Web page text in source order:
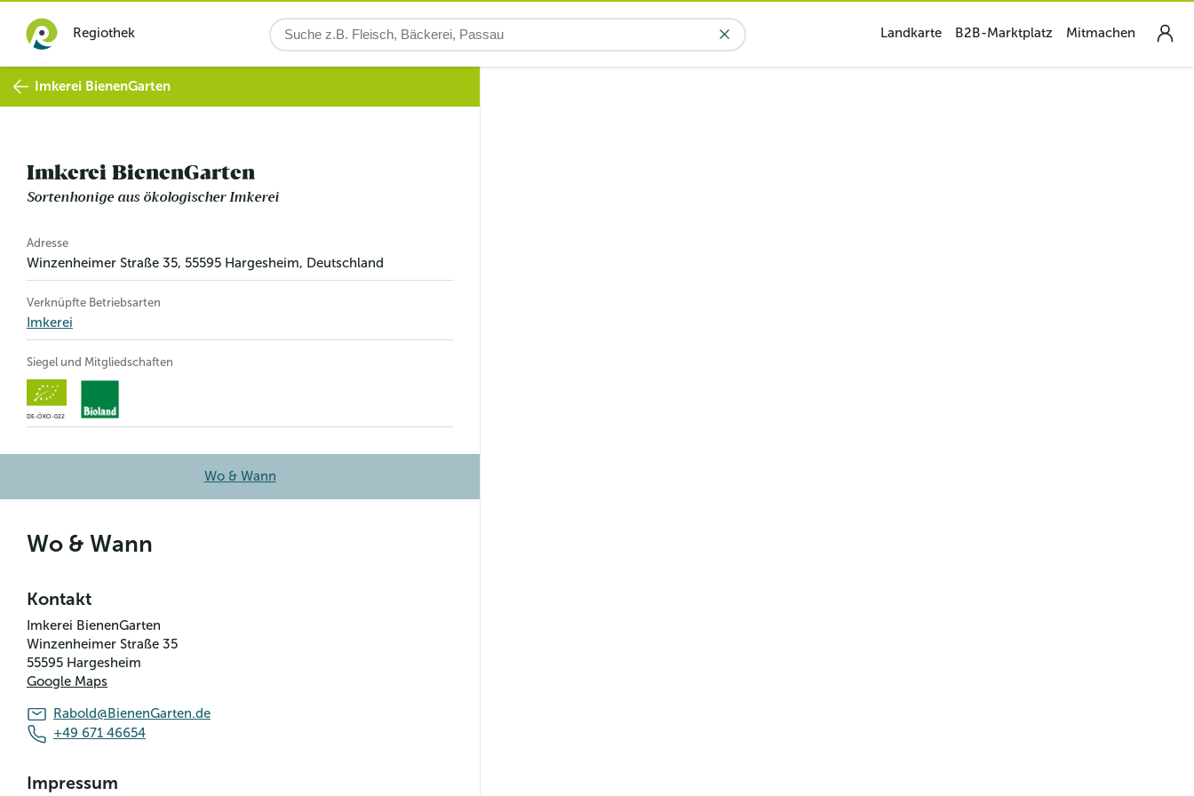
Regiothek Landkarte B2B-Marktplatz Mitmachen
Imkerei BienenGarten
Imkerei BienenGarten
Sortenhonige aus ökologischer Imkerei
Betriebsinformation
Adresse
Winzenheimer Straße 35, 55595 Hargesheim, Deutschland
Verknüpfte Betriebsarten
Imkerei
Siegel und Mitgliedschaften
DE-ÖKO-022
Wo & Wann
Wo & Wann
Kontakt
Imkerei BienenGarten
Winzenheimer Straße 35
55595 Hargesheim
Google Maps
Rabold@BienenGarten.de
+49 671 46654
Impressum